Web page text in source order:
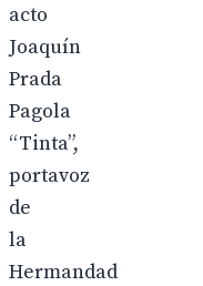
acto
Joaquín
Prada
Pagola
“Tinta”,
portavoz
de
la
Hermandad